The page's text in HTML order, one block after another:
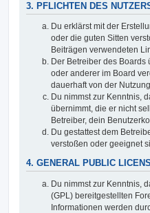
3. PFLICHTEN DES
Du erklärst mit der
oder die guten Sitten
Beiträgen verwendeten
Der Betreiber des
oder anderer im Board
dauerhaft von der
Du nimmst zur Kenntnis,
übernimmt, die er nicht
Betreiber, dein
Du gestattest dem
verstoßen oder geeignet
4. GENERAL PUBLIC
Du nimmst zur Kenntnis,
(GPL) bereitgestellten
Informationen werden